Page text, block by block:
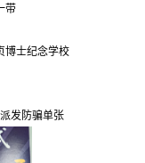
带
博士纪念学校
发防骗单张